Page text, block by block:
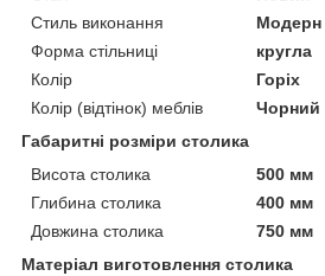
Стиль виконання
Модерн
Форма стільниці
кругла
Колір
Горіх
Колір (відтінок) меблів
Чорний
Габаритні розміри столика
Висота столика
500 мм
Глибина столика
400 мм
Довжина столика
750 мм
Матеріал виготовлення столика